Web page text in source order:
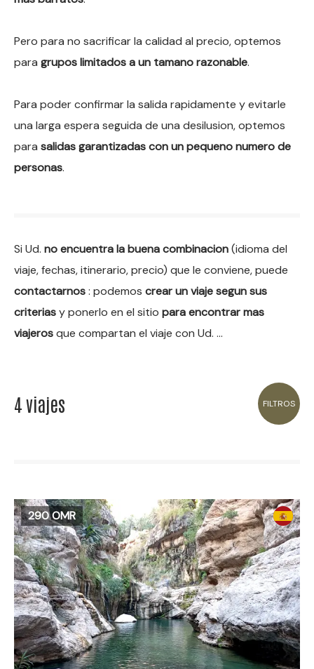
Pero para no sacrificar la calidad al precio, optemos
para grupos limitados a un tamano razonable.
Para poder confirmar la salida rapidamente y evitarle
una larga espera seguida de una desilusion, optemos
para salidas garantizadas con un pequeno numero de
personas.
Si Ud. no encuentra la buena combinacion(idioma del
viaje, fechas, itinerario, precio) que le conviene, puede
contactarnos: podemos crear un viaje segun sus
criteriasy ponerlo en el sitio para encontrar mas
viajerosque compartan el viaje con Ud. …
4 viajes FILTROS
290 OMR